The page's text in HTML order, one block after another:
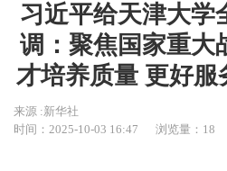
习近平给天津大学
调：聚焦国家重大
才培养质量 更好服
来源 :新华社
时间：2025-10-03 16:47
浏览量： 18